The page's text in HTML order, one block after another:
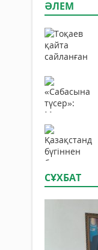
ӘЛЕМ
СҰХБАТ